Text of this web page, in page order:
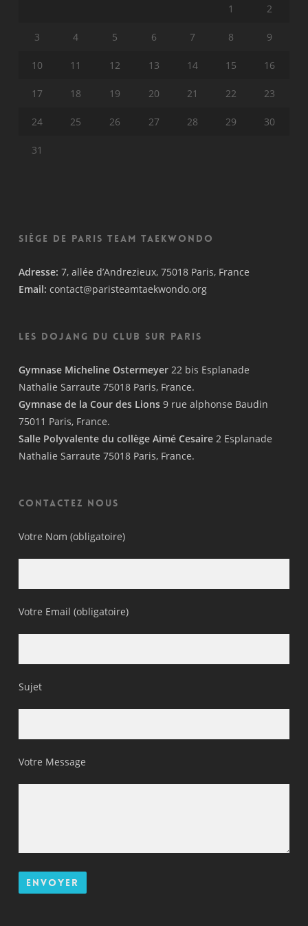
1 2
3 4 5 6 7 8 9
10 11 12 13 14 15 16
17 18 19 20 21 22 23
24 25 26 27 28 29 30
31
Siège de Paris Team Taekwondo
Adresse: 7, allée d’Andrezieux, 75018 Paris, France
Email: contact@paristeamtaekwondo.org
Les Dojang du Club sur Paris
Gymnase Micheline Ostermeyer22 bis Esplanade
Nathalie Sarraute 75018 Paris, France.
Gymnase de la Cour des Lions9 rue alphonse Baudin
75011 Paris, France.
Salle Polyvalente du collège Aimé Cesaire2 Esplanade
Nathalie Sarraute 75018 Paris, France.
Contactez nous
Votre Nom (obligatoire)
Votre Email (obligatoire)
Sujet
Votre Message